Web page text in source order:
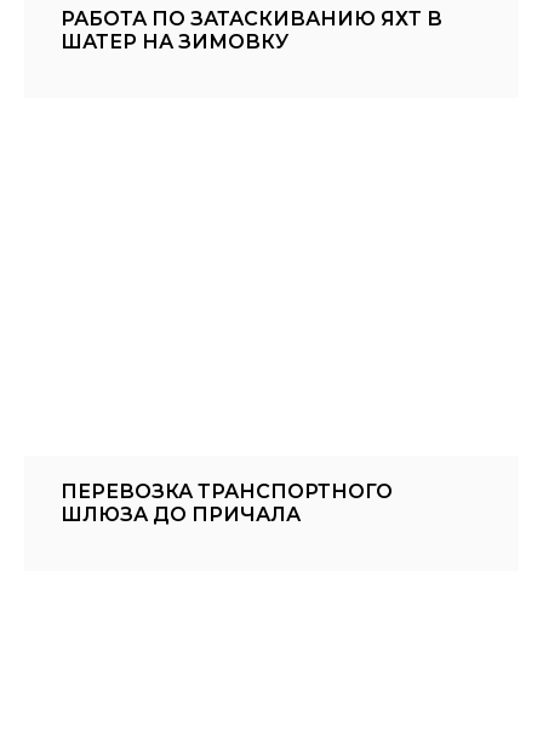
РАБОТА ПО ЗАТАСКИВАНИЮ ЯХТ В
ШАТЕР НА ЗИМОВКУ
ПЕРЕВОЗКА ТРАНСПОРТНОГО
ШЛЮЗА ДО ПРИЧАЛА